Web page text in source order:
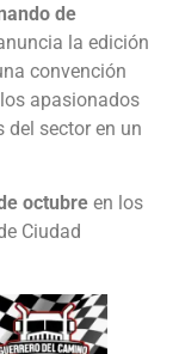
de
la edición
convención
apasionados
sector en un
octubre en los
Ciudad